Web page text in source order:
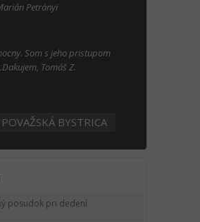
Petrányi
Som s jeho pristupom
Tomáš Z.
BYSTRICA
posudok pri dedení